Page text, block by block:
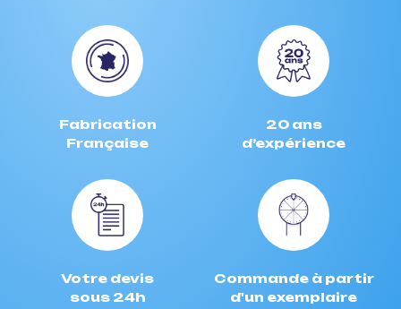
Fabrication
Française
20 ans
d’expérience
Votre devis
sous 24h
Commande à partir
d'un exemplaire